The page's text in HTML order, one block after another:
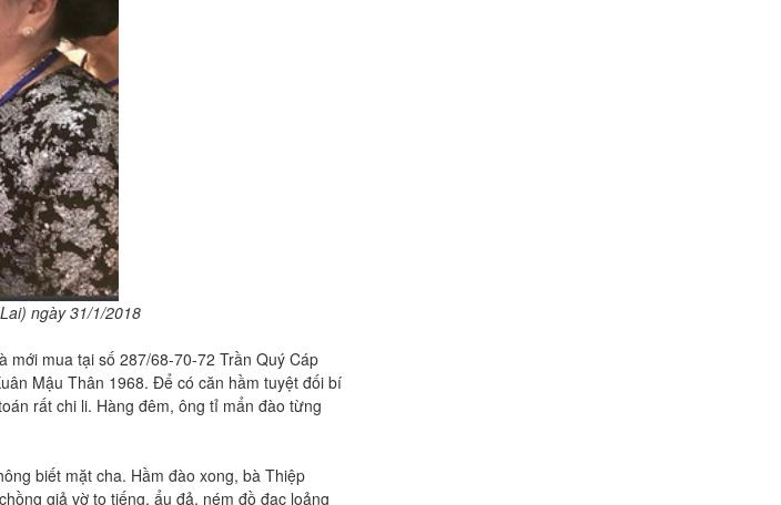
ngày 31/1/2018
mua tại số 287/68-70-72 Trần Quý Cáp
Mậu Thân 1968. Để có căn hầm tuyệt đối bí
rất chi li. Hàng đêm, ông tỉ mẩn đào từng
biết mặt cha. Hầm đào xong, bà Thiệp
giả vờ to tiếng, ẩu đả, ném đồ đạc loảng